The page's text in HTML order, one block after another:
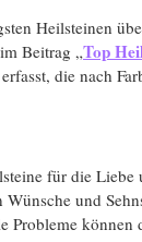
Heilsteinen
Beitrag „Top
die nach
für die
und
Probleme